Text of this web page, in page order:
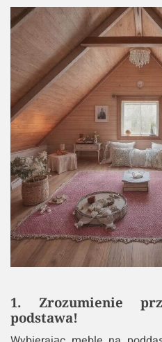
1. Zrozumienie
podstawa!